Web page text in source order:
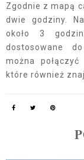
Zgodnie z mapą
dwie godziny.
około 3
dostosowane
można
które również